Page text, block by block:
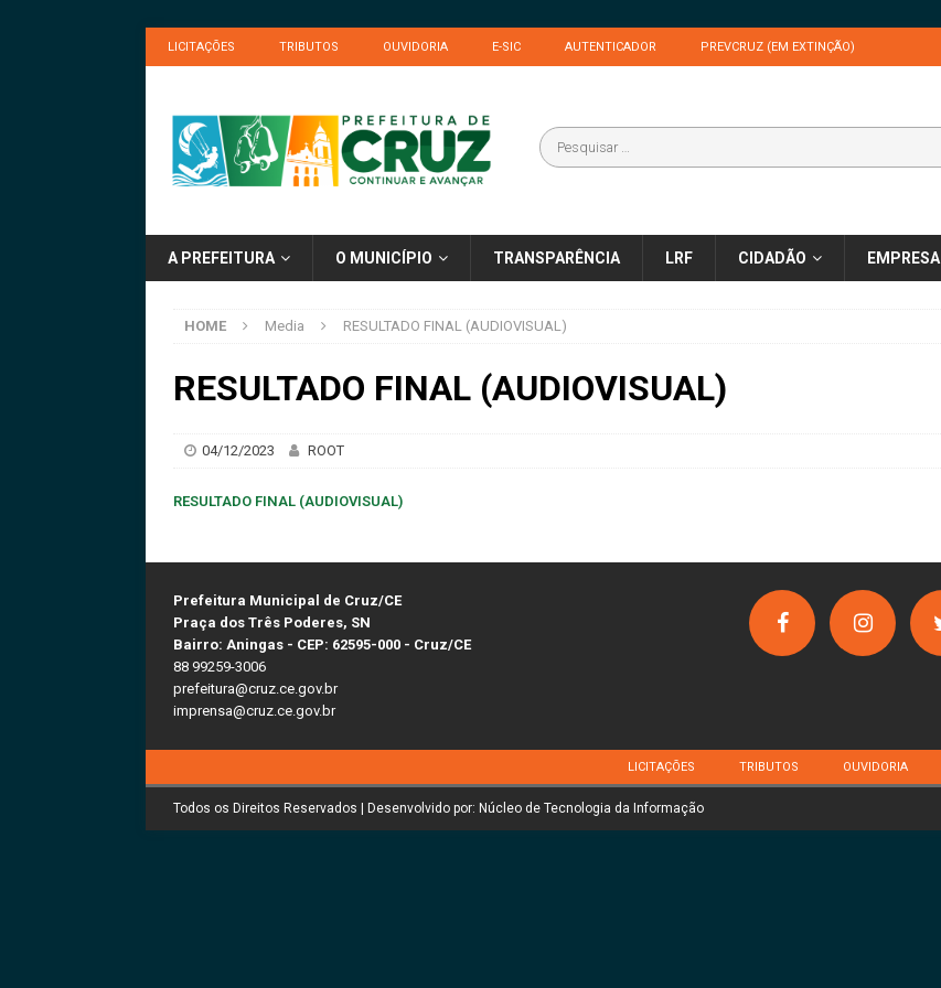
LICITAÇÕES TRIBUTOS OUVIDORIA E-SIC AUTENTICADOR PREVCRUZ (EM EXTINÇÃO)
A PREFEITURA O MUNICÍPIO TRANSPARÊNCIA LRF CIDADÃO EMPRESA
HOME Media RESULTADO FINAL (AUDIOVISUAL)
RESULTADO FINAL (AUDIOVISUAL)
04/12/2023 ROOT
RESULTADO FINAL (AUDIOVISUAL)
Prefeitura Municipal de Cruz/CE
Praça dos Três Poderes, SN
Bairro: Aningas - CEP: 62595-000 - Cruz/CE
88 99259-3006
prefeitura@cruz.ce.gov.br
imprensa@cruz.ce.gov.br
LICITAÇÕES TRIBUTOS OUVIDORIA
Todos os Direitos Reservados | Desenvolvido por: Núcleo de Tecnologia da Informação